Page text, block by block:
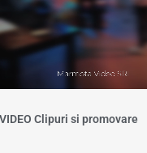
Clipuri si promovare